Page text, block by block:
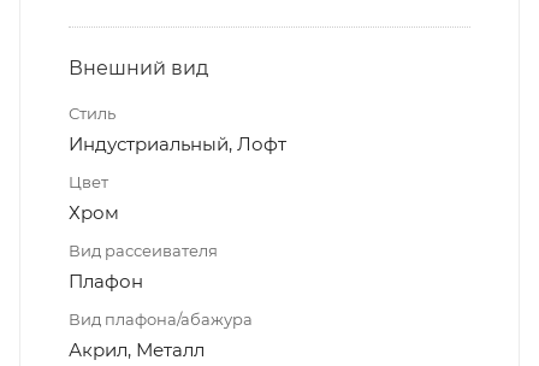
Внешний вид
Стиль
Индустриальный, Лофт
Цвет
Хром
Вид рассеивателя
Плафон
Вид плафона/абажура
Акрил, Металл